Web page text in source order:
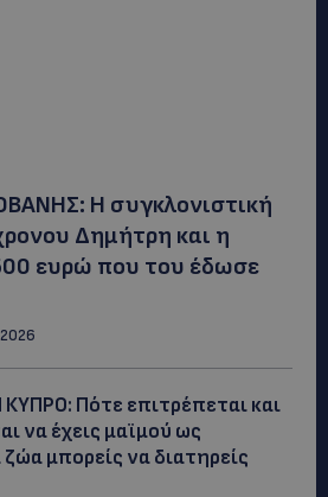
Η συγκλονιστική
Δημήτρη και η
ευρώ που του έδωσε
Πότε επιτρέπεται και
να έχεις μαϊμού ως
ζώα μπορείς να διατηρείς